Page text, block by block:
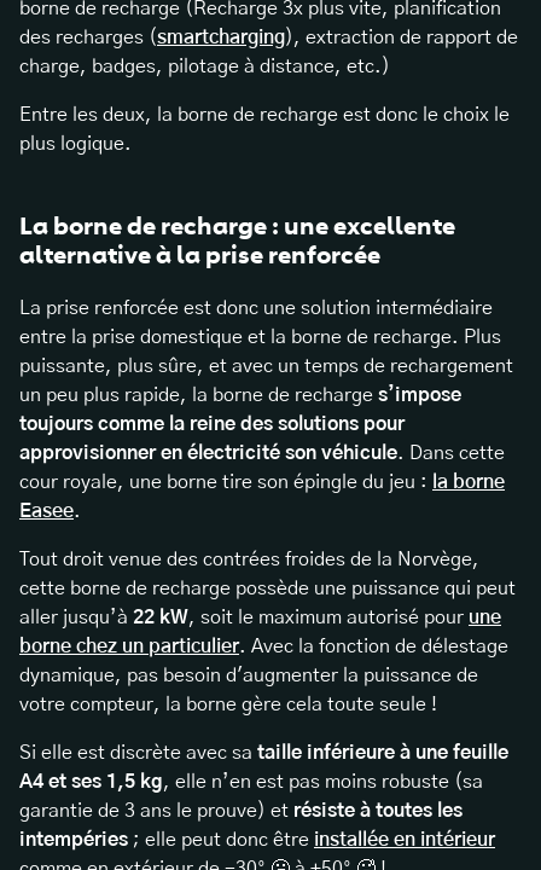
borne de recharge (Recharge 3x plus vite, planification
des recharges (smartcharging), extraction de rapport de
charge, badges, pilotage à distance, etc.)
Entre les deux, la borne de recharge est donc le choix le
plus logique.
La borne de recharge : une excellente
alternative à la prise renforcée
La prise renforcée est donc une solution intermédiaire
entre la prise domestique et la borne de recharge. Plus
puissante, plus sûre, et avec un temps de rechargement
un peu plus rapide, la borne de recharge s’impose
toujours comme la reine des solutions pour
approvisionner en électricité son véhicule. Dans cette
cour royale, une borne tire son épingle du jeu :
la borne
Easee.
Tout droit venue des contrées froides de la Norvège,
cette borne de recharge possède une puissance qui peut
aller jusqu’à 22 kW, soit le maximum autorisé pour une
borne chez un particulier. Avec la fonction de délestage
dynamique, pas besoin d'augmenter la puissance de
votre compteur, la borne gère cela toute seule !
Si elle est discrète avec sa taille inférieure à une feuille
A4 et ses 1,5 kg, elle n’en est pas moins robuste (sa
garantie de 3 ans le prouve) et résiste à toutes les
intempéries ; elle peut donc être installée en intérieur